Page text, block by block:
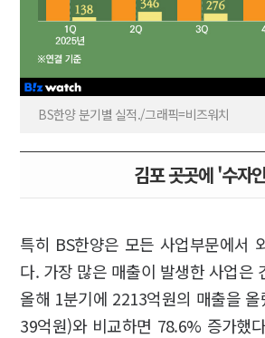
BS한양 분기별 실적./그래픽=비즈워치
김포 곳곳에 '수자
특히 BS한양은 모든 사업부문에서
다. 가장 많은 매출이 발생한 사업은
올해 1분기에 2213억원의 매출을
39억원)와 비교하면 78.6% 증가했